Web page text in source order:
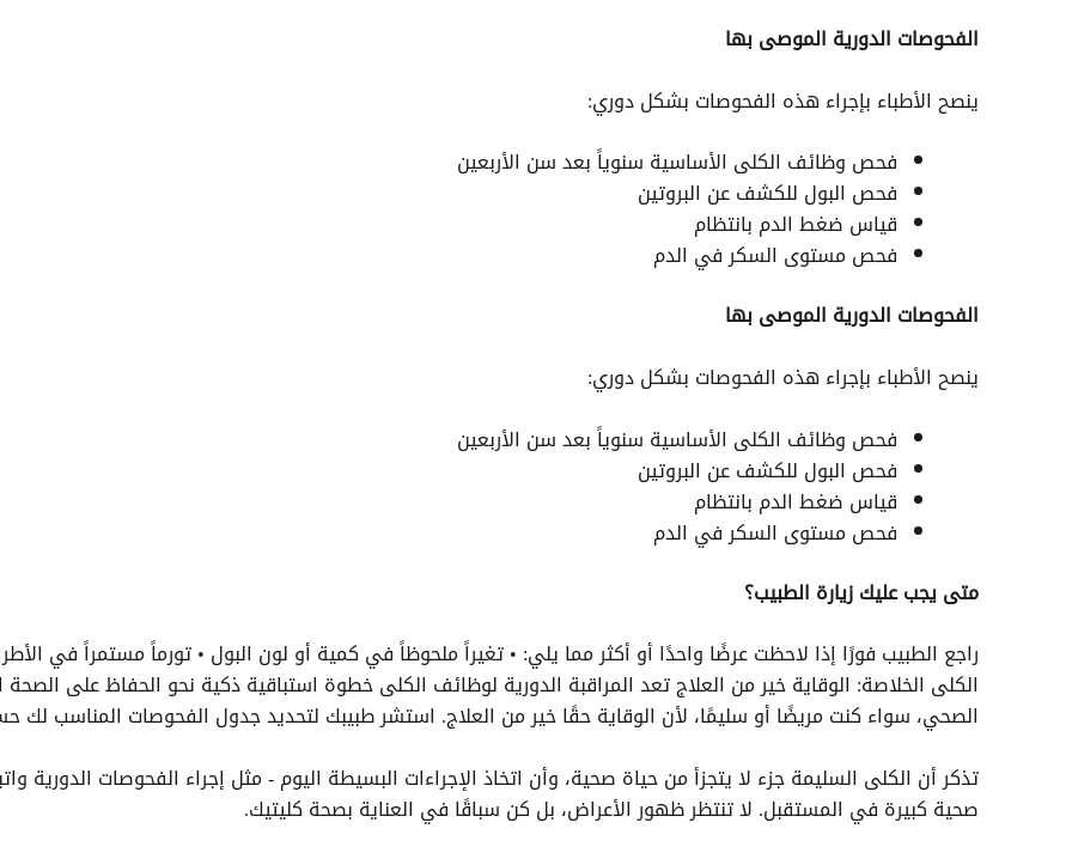
الفحوصات الدورية الموصى بها
ينصح الأطباء بإجراء هذه الفحوصات بشكل دوري:
فحص وظائف الكلى الأساسية سنوياً بعد سن الأربعين
فحص البول للكشف عن البروتين
قياس ضغط الدم بانتظام
فحص مستوى السكر في الدم
الفحوصات الدورية الموصى بها
ينصح الأطباء بإجراء هذه الفحوصات بشكل دوري:
فحص وظائف الكلى الأساسية سنوياً بعد سن الأربعين
فحص البول للكشف عن البروتين
قياس ضغط الدم بانتظام
فحص مستوى السكر في الدم
متى يجب عليك زيارة الطبيب؟
راجع الطبيب فورًا إذا لاحظت عرضًا واحدًا أو أكثر مما يلي: • تغيراً ملحوظاً في كمية أو لون البول • تورماً مستمراً في
الكلى الخلاصة: الوقاية خير من العلاج تعد المراقبة الدورية لوظائف الكلى خطوة استباقية ذكية نحو الحفاظ على
الصحي، سواء كنت مريضًا أو سليمًا، لأن الوقاية حقًا خير من العلاج. استشر طبيبك لتحديد جدول الفحوصات المناسب
تذكر أن الكلى السليمة جزء لا يتجزأ من حياة صحية، وأن اتخاذ الإجراءات البسيطة اليوم - مثل إجراء الفحوصات
صحية كبيرة في المستقبل. لا تنتظر ظهور الأعراض، بل كن سباقًا في العناية بصحة كليتيك.